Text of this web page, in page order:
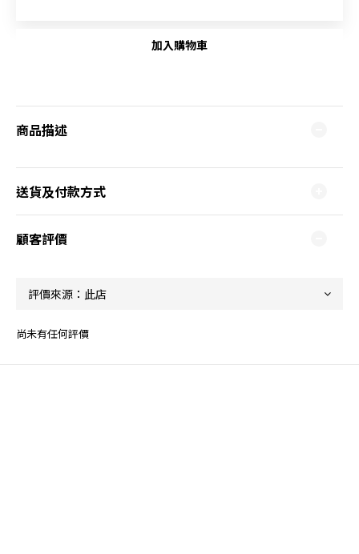
加入購物車
商品描述
送貨及付款方式
顧客評價
尚未有任何評價